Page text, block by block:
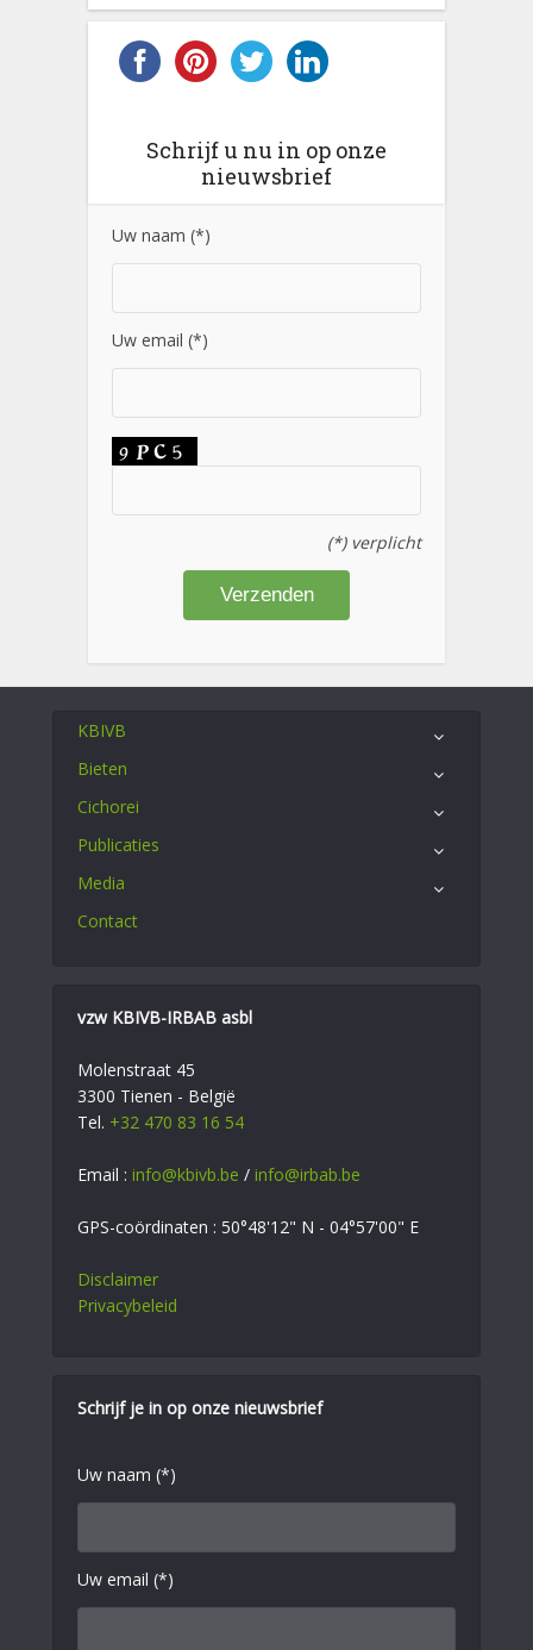
Schrijf u nu in op onze
nieuwsbrief
Uw naam (*)
Uw email (*)
(*) verplicht
KBIVB
Bieten
Cichorei
Publicaties
Media
Contact
vzw KBIVB-IRBAB asbl
Molenstraat 45
3300 Tienen - België
Tel. +32 470 83 16 54
Email : info@kbivb.be / info@irbab.be
GPS-coördinaten : 50°48'12" N - 04°57'00" E
Disclaimer
Privacybeleid
Schrijf je in op onze nieuwsbrief
Uw naam (*)
Uw email (*)